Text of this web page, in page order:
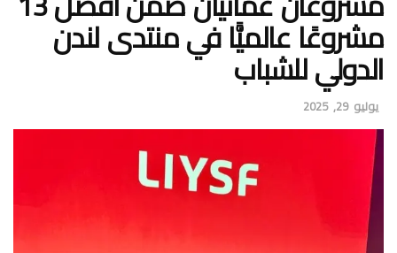
مشروعًا عالميًّا في منتدى لندن
الدولي للشباب
يوليو 29, 2025